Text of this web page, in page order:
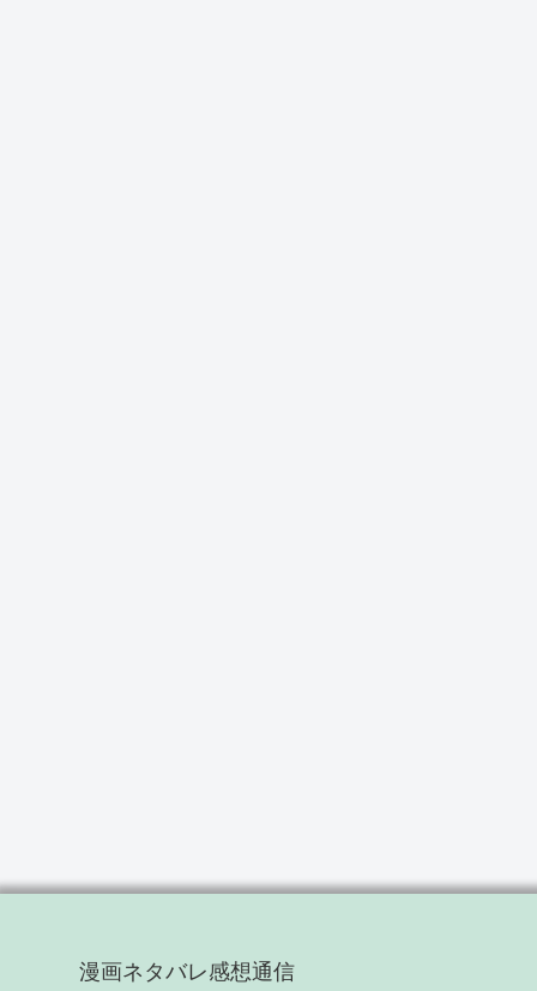
漫画ネタバレ感想通信